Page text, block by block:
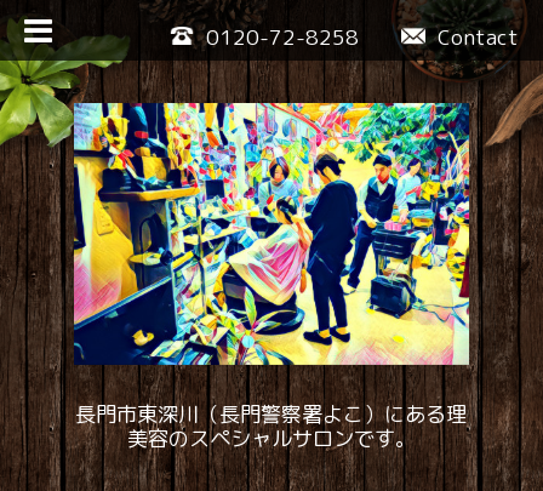
Contact
0120-72-8258
長門市東深川（長門警察署よこ）にある理
美容のスペシャルサロンです。